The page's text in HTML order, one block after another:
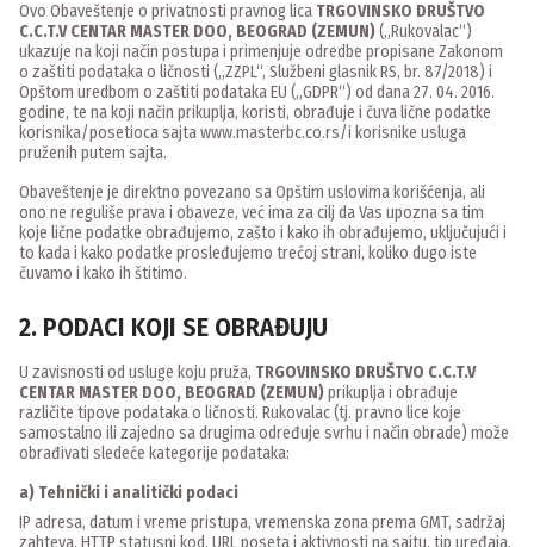
Ovo Obaveštenje o privatnosti pravnog lica TRGOVINSKO DRUŠTVO
C.C.T.V CENTAR MASTER DOO, BEOGRAD (ZEMUN)(„Rukovalac“)
ukazuje na koji način postupa i primenjuje odredbe propisane Zakonom
o zaštiti podataka o ličnosti („ZZPL“, Službeni glasnik RS, br. 87/2018) i
Opštom uredbom o zaštiti podataka EU („GDPR“) od dana 27. 04. 2016.
godine, te na koji način prikuplja, koristi, obrađuje i čuva lične podatke
korisnika/posetioca sajta www.masterbc.co.rs/i korisnike usluga
pruženih putem sajta.
Obaveštenje je direktno povezano sa Opštim uslovima korišćenja, ali
ono ne reguliše prava i obaveze, već ima za cilj da Vas upozna sa tim
koje lične podatke obrađujemo, zašto i kako ih obrađujemo, uključujući i
to kada i kako podatke prosleđujemo trećoj strani, koliko dugo iste
čuvamo i kako ih štitimo.
2. PODACI KOJI SE OBRAĐUJU
U zavisnosti od usluge koju pruža, TRGOVINSKO DRUŠTVO C.C.T.V
CENTAR MASTER DOO, BEOGRAD (ZEMUN)prikuplja i obrađuje
različite tipove podataka o ličnosti. Rukovalac (tj. pravno lice koje
samostalno ili zajedno sa drugima određuje svrhu i način obrade) može
obrađivati sledeće kategorije podataka:
a) Tehnički i analitički podaci
IP adresa, datum i vreme pristupa, vremenska zona prema GMT, sadržaj
zahteva, HTTP statusni kod, URL poseta i aktivnosti na sajtu, tip uređaja,